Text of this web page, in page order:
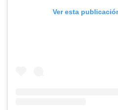
Ver esta